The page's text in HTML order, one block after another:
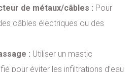
de métaux/câbles : Pour
câbles électriques ou des
: Utiliser un mastic
pour éviter les infiltrations d’eau